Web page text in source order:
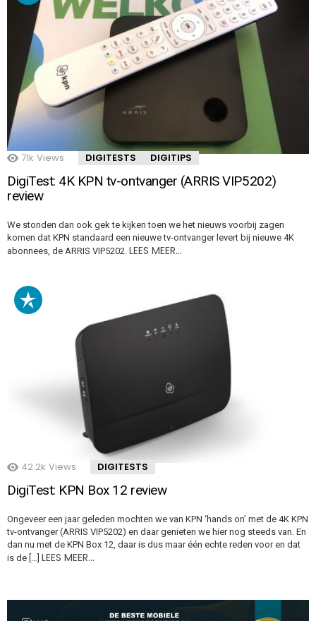
71k Views DIGITESTS DIGITIPS
DigiTest: 4K KPN tv-ontvanger (ARRIS VIP5202)
review
We stonden dan ook gek te kijken toen we het nieuws voorbij zagen
komen dat KPN standaard een nieuwe tv-ontvanger levert bij nieuwe 4K
abonnees, de ARRIS VIP5202. LEES MEER…
42.2k Views DIGITESTS
DigiTest: KPN Box 12 review
Ongeveer een jaar geleden mochten we van KPN ‘hands on’ met de 4K KPN
tv-ontvanger (ARRIS VIP5202) en daar genieten we hier nog steeds van. En
dan nu met de KPN Box 12, daar is dus maar één echte reden voor en dat
is de […] LEES MEER…